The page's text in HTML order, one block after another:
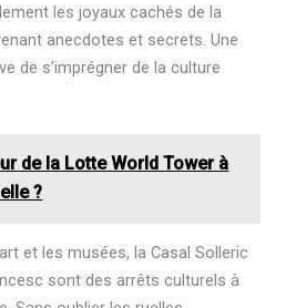
les joyaux cachés de la
anecdotes et secrets. Une
de s’imprégner de la culture
de la Lotte World Tower à
?
et les musées, la Casal Solleric
sont des arrêts culturels à